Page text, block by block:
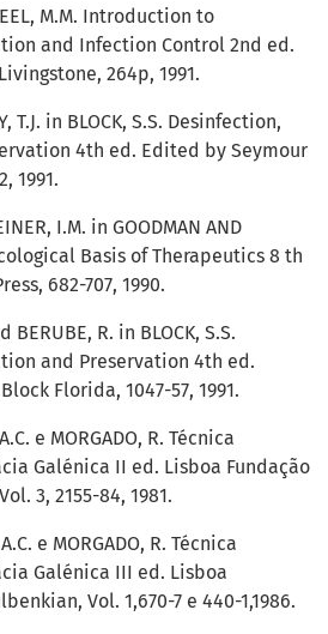
M.M. Introduction to
and Infection Control 2nd ed.
264p, 1991.
T.J. in BLOCK, S.S. Desinfection,
4th ed. Edited by Seymour
1991.
I.M. in GOODMAN AND
Basis of Therapeutics 8 th
682-707, 1990.
BERUBE, R. in BLOCK, S.S.
and Preservation 4th ed.
Florida, 1047-57, 1991.
e MORGADO, R. Técnica
Galénica II ed. Lisboa Fundação
3, 2155-84, 1981.
e MORGADO, R. Técnica
Galénica III ed. Lisboa
Vol. 1,670-7 e 440-1,1986.